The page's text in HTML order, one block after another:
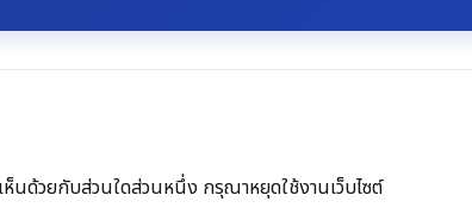
นด้วยกับส่วนใดส่วนหนึ่ง กรุณาหยุดใช้งานเว็บไซต์